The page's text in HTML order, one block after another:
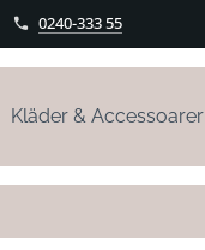
0240-333 55
Kläder & Accessoarer